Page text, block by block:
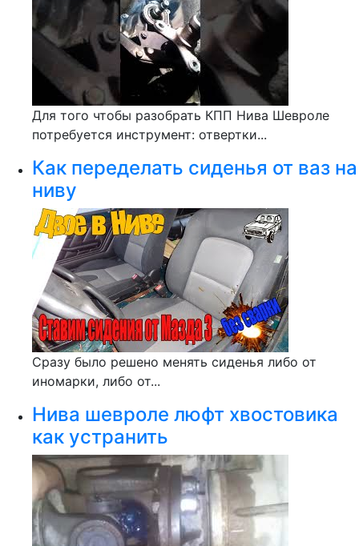
Для того чтобы разобрать КПП Нива Шевроле
потребуется инструмент: отвертки...
Как переделать сиденья от ваз на
ниву
Сразу было решено менять сиденья либо от
иномарки, либо от...
Нива шевроле люфт хвостовика
как устранить